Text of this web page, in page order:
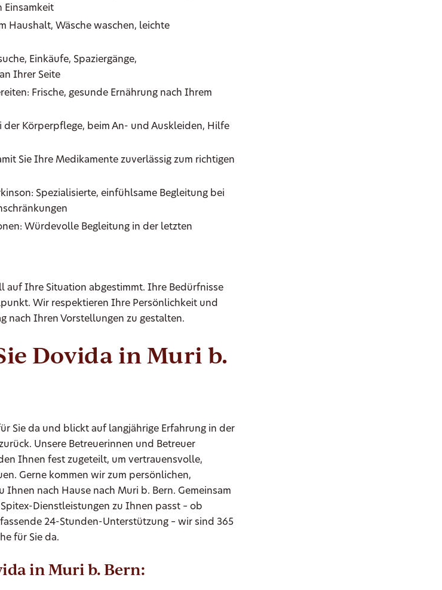
Einsamkeit
Haushalt, Wäsche waschen, leichte
Einkäufe, Spaziergänge,
Ihrer Seite
Frische, gesunde Ernährung nach Ihrem
Körperpflege, beim An- und Auskleiden, Hilfe
Sie Ihre Medikamente zuverlässig zum richtigen
Spezialisierte, einfühlsame Begleitung bei
Würdevolle Begleitung in der letzten
auf Ihre Situation abgestimmt. Ihre Bedürfnisse
Wir respektieren Ihre Persönlichkeit und
nach Ihren Vorstellungen zu gestalten.
Dovida in Muri b.
Sie da und blickt auf langjährige Erfahrung in der
Unsere Betreuerinnen und Betreuer
Ihnen fest zugeteilt, um vertrauensvolle,
Gerne kommen wir zum persönlichen,
Ihnen nach Hause nach Muri b. Bern. Gemeinsam
Dienstleistungen zu Ihnen passt – ob
24-Stunden-Unterstützung – wir sind 365
für Sie da.
in Muri b. Bern: